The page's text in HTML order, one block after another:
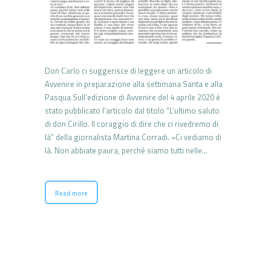
Don Carlo ci suggerisce di leggere un articolo di
Avvenire in preparazione alla settimana Santa e alla
Pasqua Sull’edizione di Avvenire del 4 aprile 2020 è
stato pubblicato l’articolo dal titolo “L’ultimo saluto
di don Cirillo. Il coraggio di dire che ci rivedremo di
là” della giornalista Martina Corradi. «Ci vediamo di
là. Non abbiate paura, perché siamo tutti nelle…
Read more